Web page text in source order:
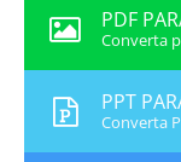
PDF
Converta
PPT
Converta